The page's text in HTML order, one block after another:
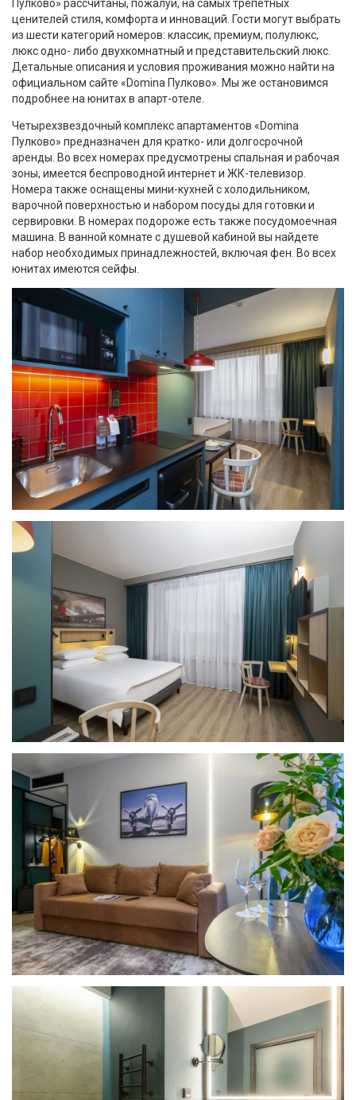
Пулково» рассчитаны, пожалуй, на самых трепетных
ценителей стиля, комфорта и инноваций. Гости могут выбрать
из шести категорий номеров: классик, премиум, полулюкс,
люкс одно- либо двухкомнатный и представительский люкс.
Детальные описания и условия проживания можно найти на
официальном сайте «Domina Пулково». Мы же остановимся
подробнее на юнитах в апарт-отеле.
Четырехзвездочный комплекс апартаментов «Domina
Пулково» предназначен для кратко- или долгосрочной
аренды. Во всех номерах предусмотрены спальная и рабочая
зоны, имеется беспроводной интернет и ЖК-телевизор.
Номера также оснащены мини-кухней с холодильником,
варочной поверхностью и набором посуды для готовки и
сервировки. В номерах подороже есть также посудомоечная
машина. В ванной комнате с душевой кабиной вы найдете
набор необходимых принадлежностей, включая фен. Во всех
юнитах имеются сейфы.